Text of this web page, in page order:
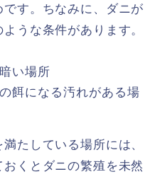
す。ちなみに、ダニが
うな条件があります。
い場所
餌になる汚れがある場
たしている場所には、
くとダニの繁殖を未然